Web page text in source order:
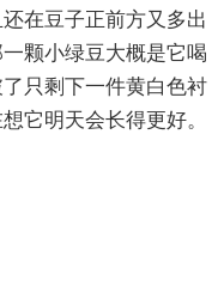
在豆子正前方又多出
颗小绿豆大概是它喝
只剩下一件黄白色衬
它明天会长得更好。